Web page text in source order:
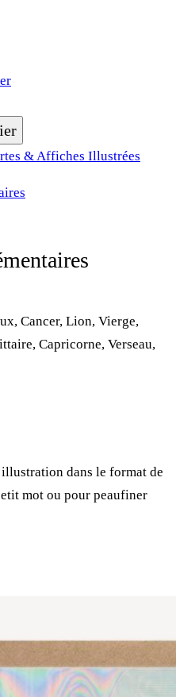
& Affiches Illustrées
Cancer, Lion, Vierge,
Capricorne, Verseau,
dans le format de
mot ou pour peaufiner